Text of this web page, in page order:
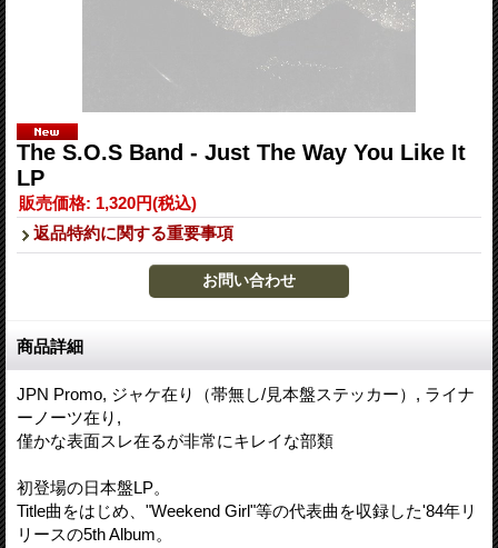
The S.O.S Band - Just The Way You Like It
LP
販売価格: 1,320円(税込)
返品特約に関する重要事項
商品詳細
JPN Promo, ジャケ在り（帯無し/見本盤ステッカー）, ライナ
ーノーツ在り,
僅かな表面スレ在るが非常にキレイな部類
初登場の日本盤LP。
Title曲をはじめ、"Weekend Girl"等の代表曲を収録した'84年リ
リースの5th Album。